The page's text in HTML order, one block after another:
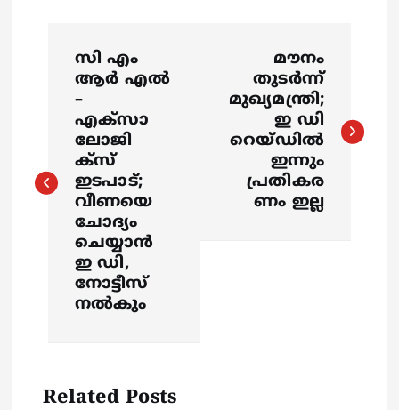
t
g
സി എം
ആർ എൽ
–
എക്സാ
ലോജി
ക്സ്
ഇടപാട്;
വീണയെ
ചോദ്യം
ചെയ്യാൻ
ഇ ഡി,
നോട്ടീസ്
നൽകും
മൗനം
തുടർന്ന്
മുഖ്യമന്ത്രി;
ഇ ഡി
റെയ്‌ഡിൽ
ഇന്നും
പ്രതികര
ണം ഇല്ല
Related Posts